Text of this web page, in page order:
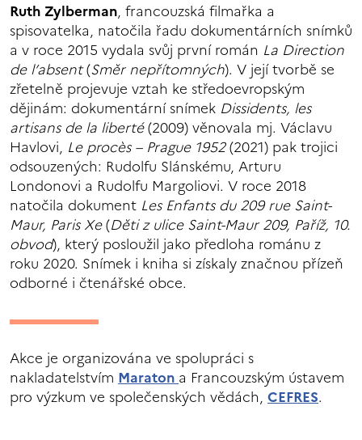
Ruth Zylberman, francouzská filmařka a
spisovatelka, natočila řadu dokumentárních snímků
a v roce 2015 vydala svůj první román La Direction
de l’absent(Směr nepřítomných). V její tvorbě se
zřetelně projevuje vztah ke středoevropským
dějinám: dokumentární snímek Dissidents, les
artisans de la liberté(2009) věnovala mj. Václavu
Havlovi, Le procès – Prague 1952(2021) pak trojici
odsouzených: Rudolfu Slánskému, Arturu
Londonovi a Rudolfu Margoliovi. V roce 2018
natočila dokument Les Enfants du 209 rue Saint-
Maur, Paris Xe(Děti z ulice Saint-Maur 209, Paříž, 10.
obvod), který posloužil jako předloha románu z
roku 2020. Snímek i kniha si získaly značnou přízeň
odborné i čtenářské obce.
Akce je organizována ve spolupráci s
nakladatelstvím Maratona Francouzským ústavem
pro výzkum ve společenských vědách, CEFRES.